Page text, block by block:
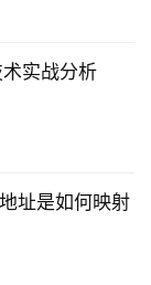
实战分析
址是如何映射